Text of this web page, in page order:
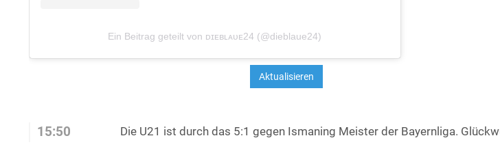
Ein Beitrag geteilt von ᴅɪᴇʙʟᴀᴜᴇ24 (@dieblaue24)
15:50 Die U21 ist durch das 5:1 gegen Ismaning Meister der Bayernliga.